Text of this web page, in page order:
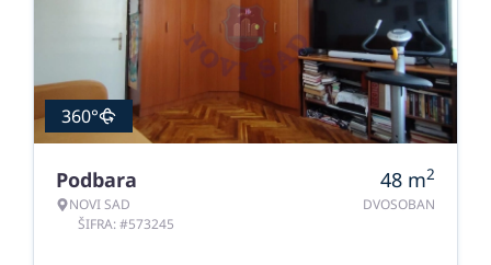
360°
Podbara
NOVI SAD
ŠIFRA: #573245
48 m2
DVOSOBAN